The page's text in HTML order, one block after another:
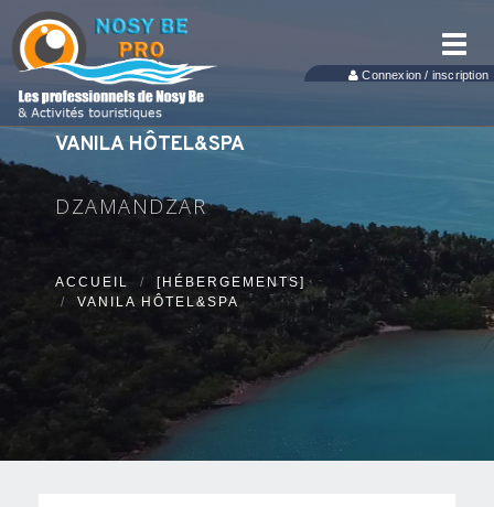
Connexion / inscription
VANILA HÔTEL&SPA
DZAMANDZAR
ACCUEIL
[HÉBERGEMENTS]
VANILA HÔTEL&SPA